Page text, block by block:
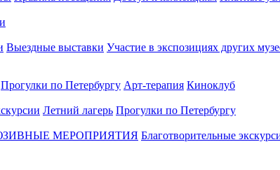
Выездные выставки Участие в экспозициях других
Прогулки по Петербургу Арт-терапия Киноклуб
Летний лагерь Прогулки по Петербургу
МЕРОПРИЯТИЯ Благотворительные